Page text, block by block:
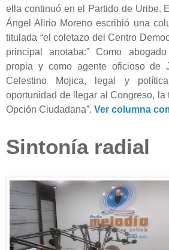
ella continuó en el Partido de Uribe.
Ángel Alirio Moreno escribió una
titulada “el coletazo del Centro
principal anotaba:” Como
propia y como agente oficioso de
Celestino Mojica, legal y
oportunidad de llegar al Congreso, la
Opción Ciudadana”. Ver columna
Sintonía radial